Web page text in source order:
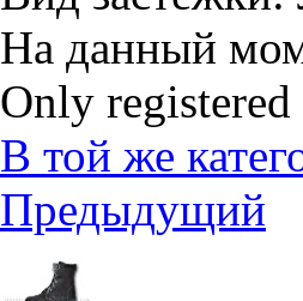
На данный
Only registered
В той же
Предыдущий